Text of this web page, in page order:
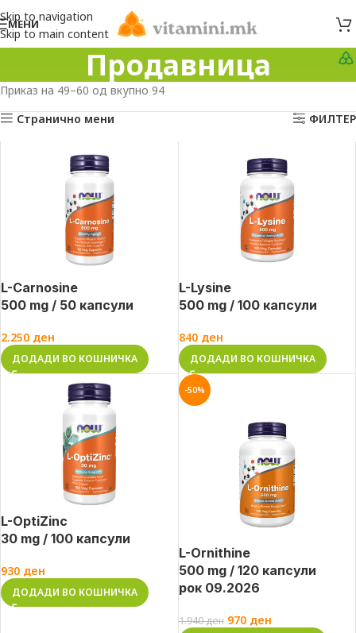
Skip to navigation
Skip to main content
МЕНИ
Продавница
Приказ на 49–60 од вкупно 94
Странично мени
ФИЛТЕР
L-Carnosine
500 mg / 50 капсули
2.250 ден
ДОДАДИ ВО КОШНИЧКА
L-Lysine
500 mg / 100 капсули
840 ден
ДОДАДИ ВО КОШНИЧКА
L-OptiZinc
30 mg / 100 капсули
930 ден
ДОДАДИ ВО КОШНИЧКА
-50%
L-Ornithine
500 mg / 120 капсули
рок 09.2026
1.940ден 970 ден